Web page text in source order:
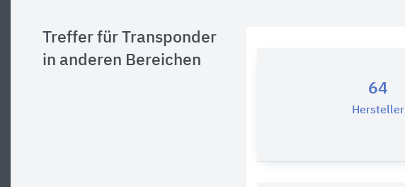
Treffer für Transponder
in anderen Bereichen
64
Hersteller